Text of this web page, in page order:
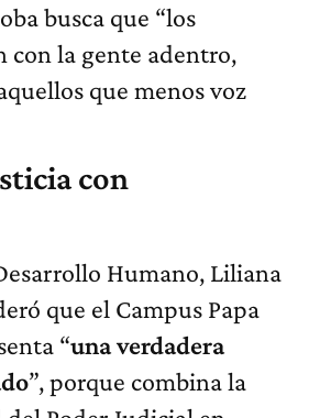
busca que “los
con la gente adentro,
que menos voz
con
Humano, Liliana
que el Campus Papa
“una verdadera
”, porque combina la